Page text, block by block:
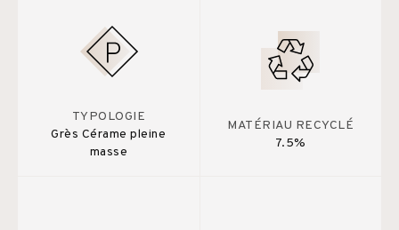
TYPOLOGIE
Grès Cérame pleine
masse
MATÉRIAU RECYCLÉ
7.5%